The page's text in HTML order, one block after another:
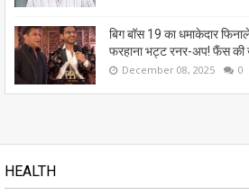
बिग बॉस 19 का धमाकेदार
फरहाना भट्ट रनर-अप! फैंस की
December 08, 2025 0
HEALTH